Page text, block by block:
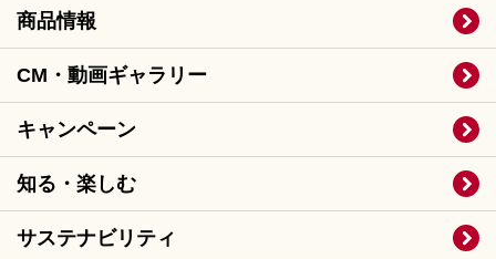
商品情報
CM・動画ギャラリー
キャンペーン
知る・楽しむ
サステナビリティ